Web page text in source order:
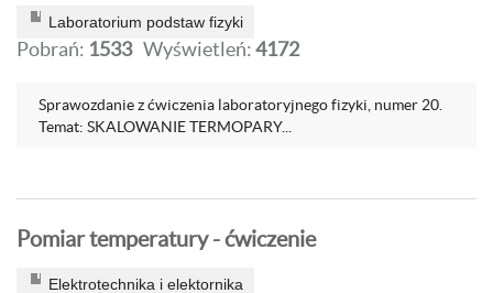
Laboratorium podstaw fizyki
Pobrań: 1533 Wyświetleń:4172
Sprawozdanie z ćwiczenia laboratoryjnego fizyki, numer 20.
Temat: SKALOWANIE TERMOPARY...
Pomiar temperatury - ćwiczenie
Elektrotechnika i elektornika